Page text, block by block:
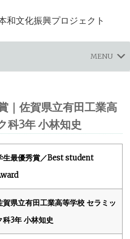
和文化振興プロジェクト
MENU
｜佐賀県立有田工業高
科3年 小林知史
生最優秀賞／Best student
賀県立有田工業高等学校 セラミッ
科3年 小林知史